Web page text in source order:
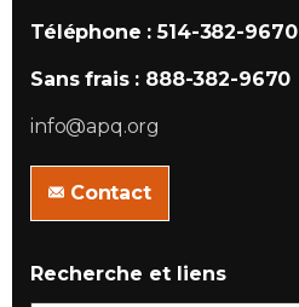
Téléphone : 514-382-9670
Sans frais : 888-382-9670
info@apq.org
Contact
Recherche et liens